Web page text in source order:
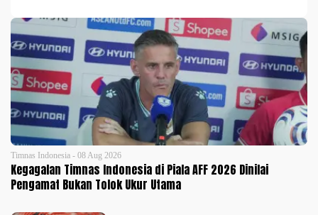
Timnas Indonesia - 08 Aug 2026
Kegagalan Timnas Indonesia di Piala AFF 2026 Dinilai
Pengamat Bukan Tolok Ukur Utama